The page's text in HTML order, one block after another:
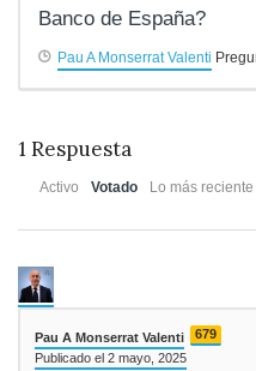
Banco de España?
Pau A Monserrat Valenti
1 Respuesta
Activo Votado Lo más reciente
Pau A Monserrat Valenti
679
Publicado el 2 mayo, 2025